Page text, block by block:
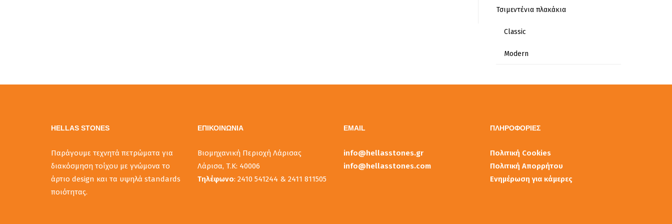
Τσιμεντένια πλακάκια
Classic
Modern
HELLAS STONES
Παράγουμε τεχνητά πετρώματα για
διακόσμηση τοίχου με γνώμονα το
άρτιο design και τα υψηλά standards
ποιότητας.
ΕΠΙΚΟΙΝΩΝΙΑ
Βιομηχανική Περιοχή Λάρισας
Λάρισα, Τ.Κ: 40006
Τηλέφωνο: 2410 541244 & 2411 811505
EMAIL
info@hellasstones.gr
info@hellasstones.com
ΠΛΗΡΟΦΟΡΙΕΣ
Πολιτική Cookies
Πολιτική Απορρήτου
Ενημέρωση για κάμερες